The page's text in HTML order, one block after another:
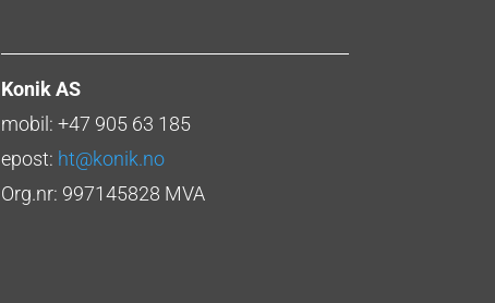
Konik AS
mobil: +47 905 63 185
epost: ht@konik.no
Org.nr: 997145828 MVA